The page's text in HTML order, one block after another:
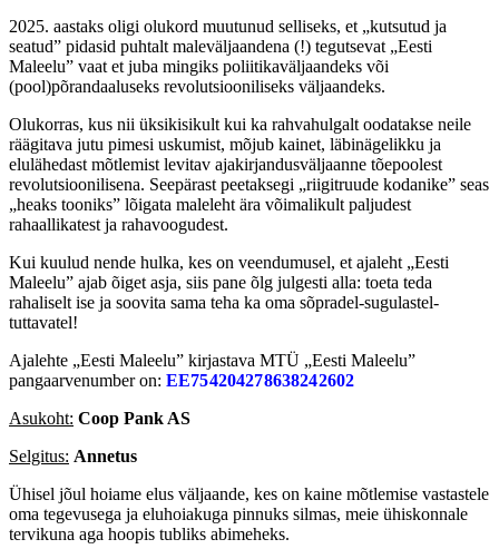
2025. aastaks oligi olukord muutunud selliseks, et „kutsutud ja
seatud” pidasid puhtalt maleväljaandena (!) tegutsevat „Eesti
Maleelu” vaat et juba mingiks poliitikaväljaandeks või
(pool)põrandaaluseks revolutsiooniliseks väljaandeks.
Olukorras, kus nii üksikisikult kui ka rahvahulgalt oodatakse neile
räägitava jutu pimesi uskumist, mõjub kainet, läbinägelikku ja
elulähedast mõtlemist levitav ajakirjandusväljaanne tõepoolest
revolutsioonilisena. Seepärast peetaksegi „riigitruude kodanike” seas
„heaks tooniks” lõigata maleleht ära võimalikult paljudest
rahaallikatest ja rahavoogudest.
Kui kuulud nende hulka, kes on veendumusel, et ajaleht „Eesti
Maleelu” ajab õiget asja, siis pane õlg julgesti alla: toeta teda
rahaliselt ise ja soovita sama teha ka oma sõpradel-sugulastel-
tuttavatel!
Ajalehte „Eesti Maleelu” kirjastava MTÜ „Eesti Maleelu”
pangaarvenumber on: EE754204278638242602
Asukoht: Coop Pank AS
Selgitus: Annetus
Ühisel jõul hoiame elus väljaande, kes on kaine mõtlemise vastastele
oma tegevusega ja eluhoiakuga pinnuks silmas, meie ühiskonnale
tervikuna aga hoopis tubliks abimeheks.